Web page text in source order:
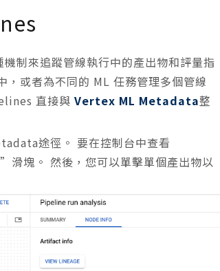
制來追蹤管線執行中的產出物和評量指
，或者為不同的 ML 任務管理多個管線
直接與 Vertex ML Metadata整
途徑。 要在控制台中查看
塊。 然後，您可以單擊單個產出物以